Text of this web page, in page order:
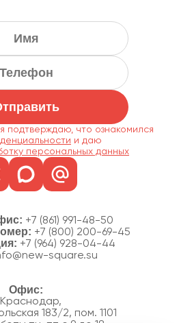
подтверждаю, что ознакомился
персональных данных
+7 (861) 991-48-50
+7 (800) 200-69-45
+7 (964) 928-04-44
square.su
Краснодар,
183/2, пом. 1101